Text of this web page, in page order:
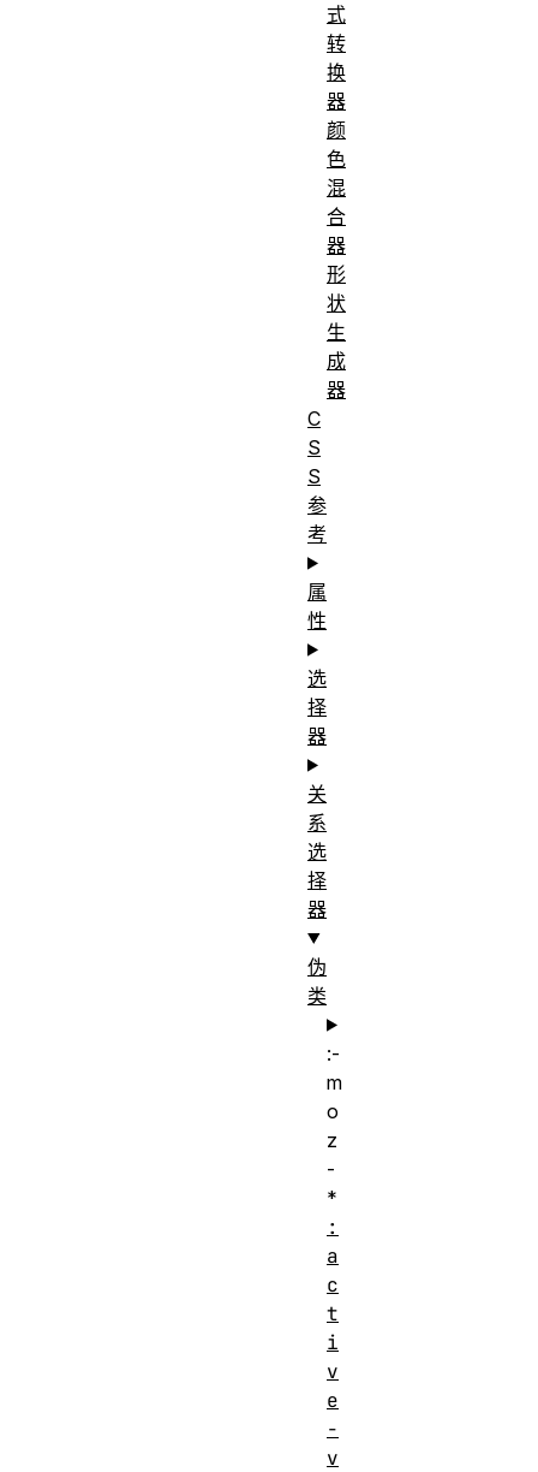
式
转
换
器
颜
色
混
合
器
形
状
生
成
器
C
S
S
参
考
属
性
选
择
器
关
系
选
择
器
伪
类
:-
m
o
z
-
*
:
a
c
t
i
v
e
-
v